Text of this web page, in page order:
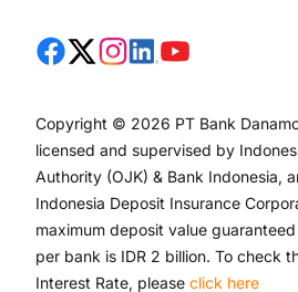
Copyright © 2026 PT Bank
licensed and supervised by
Authority (OJK) & Bank Indonesia,
Indonesia Deposit Insurance
maximum deposit value
per bank is IDR 2 billion. To check
Interest Rate, please click here